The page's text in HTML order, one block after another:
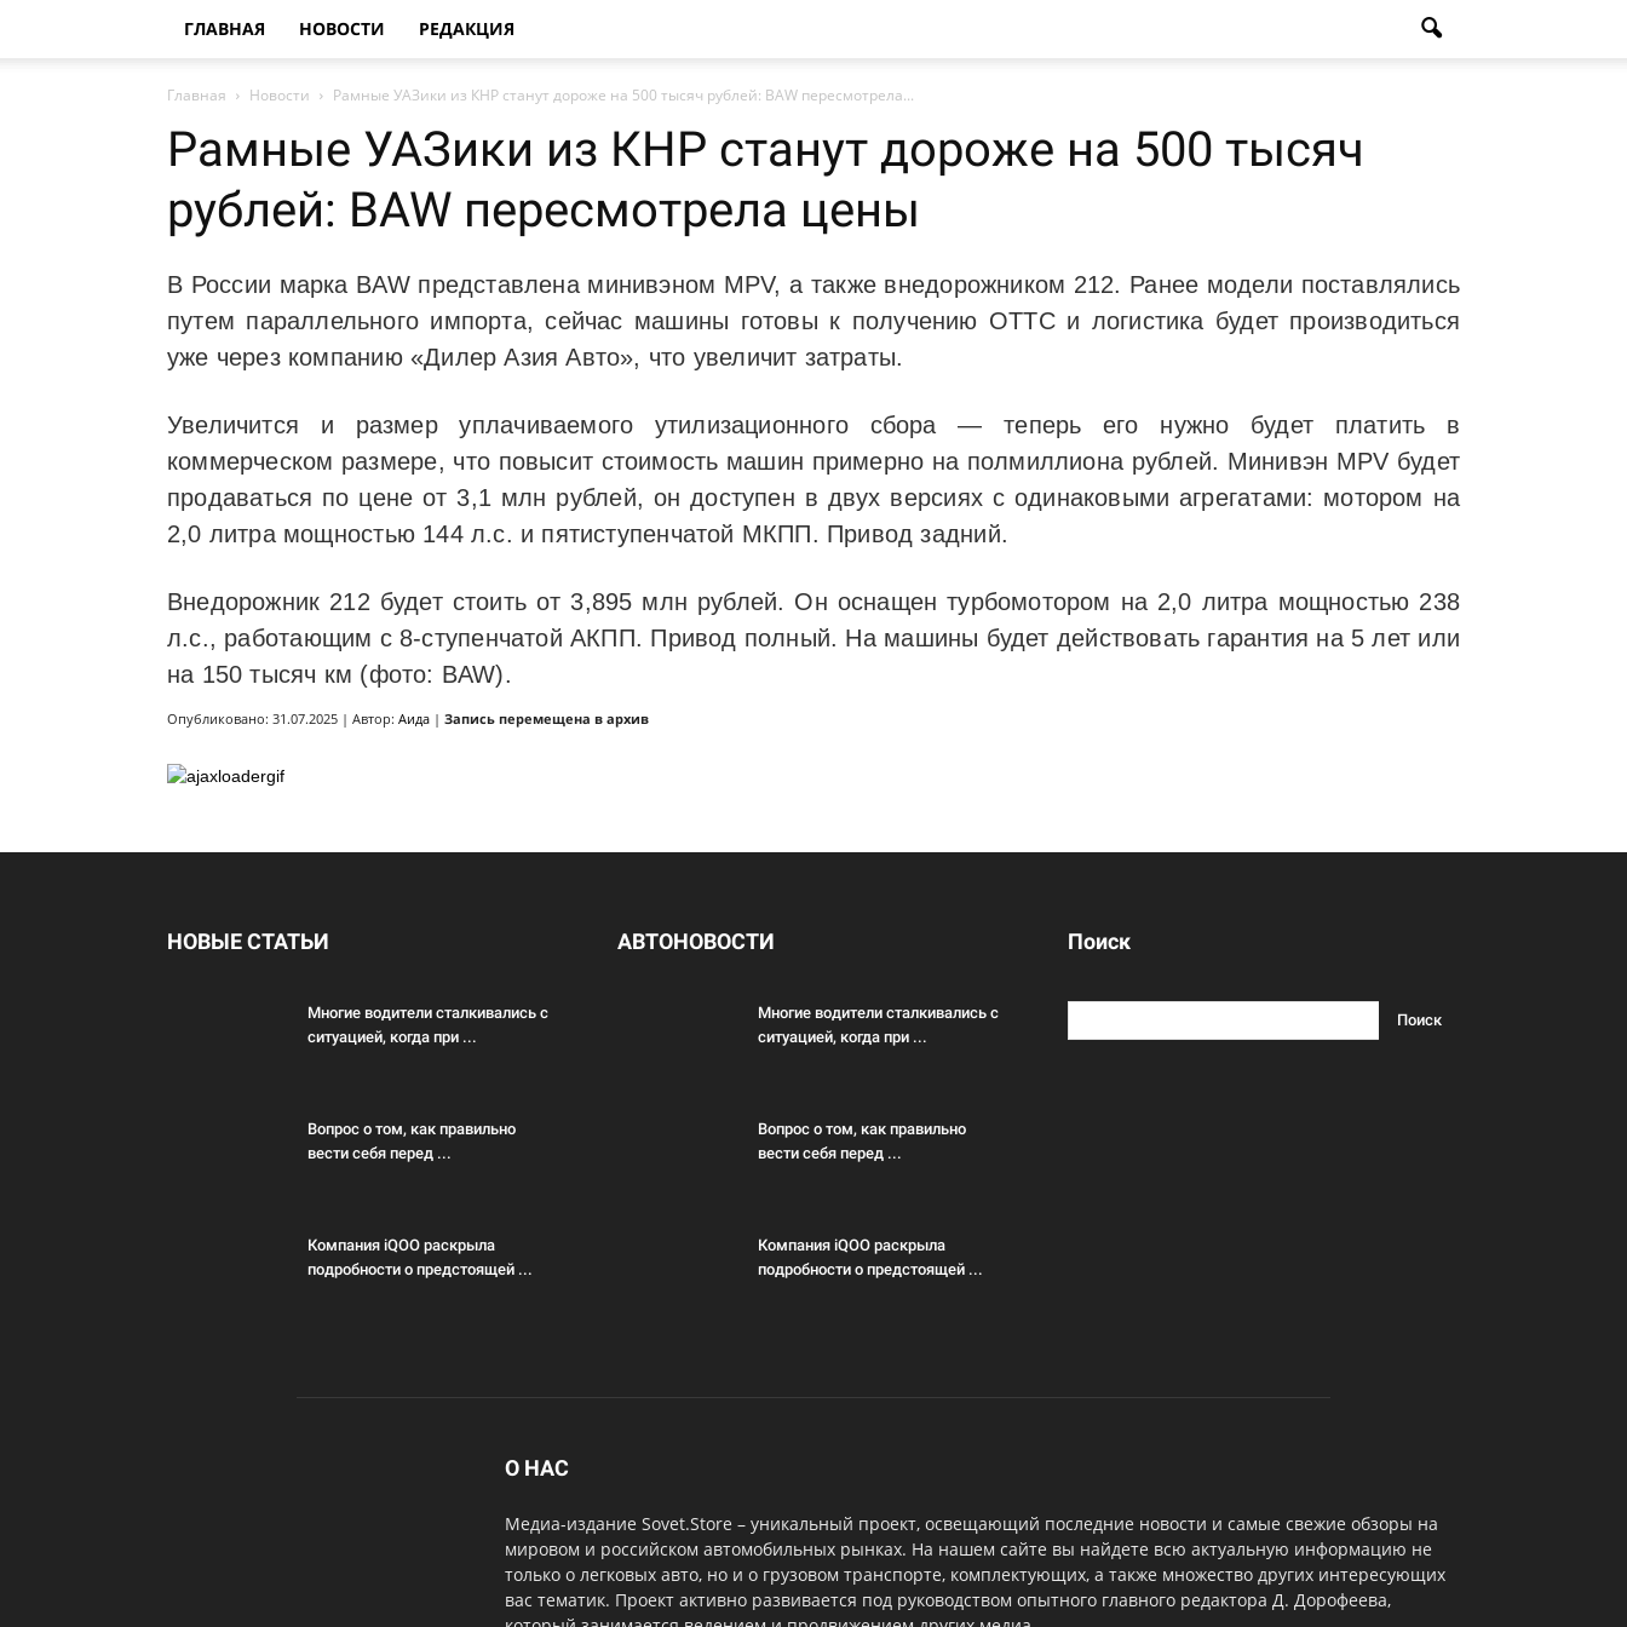
ГЛАВНАЯ НОВОСТИ РЕДАКЦИЯ
Главная Новости Рамные УАЗики из КНР станут дороже на 500 тысяч рублей: BAW пересмотрела...
Рамные УАЗики из КНР станут дороже на 500 тысяч
рублей: BAW пересмотрела цены
В России марка BAW представлена минивэном MPV, а также внедорожником 212. Ранее модели поставлялись
путем параллельного импорта, сейчас машины готовы к получению ОТТС и логистика будет производиться
уже через компанию «Дилер Азия Авто», что увеличит затраты.
Увеличится и размер уплачиваемого утилизационного сбора — теперь его нужно будет платить в
коммерческом размере, что повысит стоимость машин примерно на полмиллиона рублей. Минивэн MPV будет
продаваться по цене от 3,1 млн рублей, он доступен в двух версиях с одинаковыми агрегатами: мотором на
2,0 литра мощностью 144 л.с. и пятиступенчатой МКПП. Привод задний.
Внедорожник 212 будет стоить от 3,895 млн рублей. Он оснащен турбомотором на 2,0 литра мощностью 238
л.с., работающим с 8-ступенчатой АКПП. Привод полный. На машины будет действовать гарантия на 5 лет или
на 150 тысяч км (фото: BAW).
Опубликовано: 31.07.2025 | Автор: Аида | Запись перемещена в архив
НОВЫЕ СТАТЬИ
Многие водители сталкивались с
ситуацией, когда при ...
Вопрос о том, как правильно
вести себя перед ...
Компания iQOO раскрыла
подробности о предстоящей ...
АВТОНОВОСТИ
Многие водители сталкивались с
ситуацией, когда при ...
Вопрос о том, как правильно
вести себя перед ...
Компания iQOO раскрыла
подробности о предстоящей ...
Поиск
О НАС
Медиа-издание Sovet.Store – уникальный проект, освещающий последние новости и самые свежие обзоры на
мировом и российском автомобильных рынках. На нашем сайте вы найдете всю актуальную информацию не
только о легковых авто, но и о грузовом транспорте, комплектующих, а также множество других интересующих
вас тематик. Проект активно развивается под руководством опытного главного редактора Д. Дорофеева,